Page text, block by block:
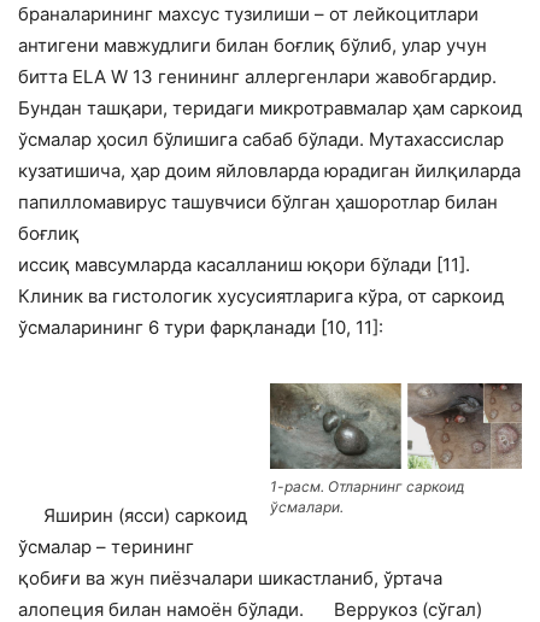
браналарининг махсус тузилиши – от лейкоцитлари
антигени мавжудлиги билан боғлиқ бўлиб, улар учун
битта ELA W 13 генининг аллергенлари жавобгардир.
Бундан ташқари, теридаги микротравмалар ҳам саркоид
ўсмалар ҳосил бўлишига сабаб бўлади. Мутахассислар
кузатишича, ҳар доим яйловларда юрадиган йилқиларда
папилломавирус ташувчиси бўлган ҳашоротлар билан
боғлиқ
иссиқ мавсумларда касалланиш юқори бўлади [11].
Клиник ва гистологик хусусиятларига кўра, от саркоид
ўсмаларининг 6 тури фарқланади [10, 11]:
1-расм. Отларнинг саркоид
ўсмалари.
Яширин (ясси) саркоид
ўсмалар – терининг
қобиғи ва жун пиёзчалари шикастланиб, ўртача
алопеция билан намоён бўлади.
Веррукоз (сўгал)